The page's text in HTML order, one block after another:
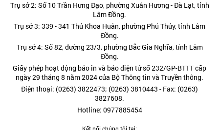
Trụ sở 2: Số 10 Trần Hưng Đạo, phường Xuân Hương - Đà Lạt, tỉnh
Lâm Đồng.
Trụ sở 3: 339 - 341 Thủ Khoa Huân, phường Phú Thủy, tỉnh Lâm
Đồng.
Trụ sở 4: Số 82, đường 23/3, phường Bắc Gia Nghĩa, tỉnh Lâm
Đồng.
Giấy phép hoạt động báo in và báo điện tử số 232/GP-BTTT cấp
ngày 29 tháng 8 năm 2024 của Bộ Thông tin và Truyền thông.
Điện thoại: (0263) 3822473; (0263) 3810443 - Fax: (0263)
3827608.
Hotline: 0977885454